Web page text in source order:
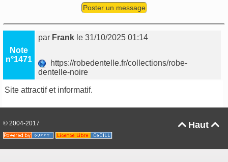
Poster un message
Note
n°1471
par Frank le 31/10/2025 01:14
https://robedentelle.fr/collections/robe-
dentelle-noire
Site attractif et informatif.
Haut 
© 2004-2017